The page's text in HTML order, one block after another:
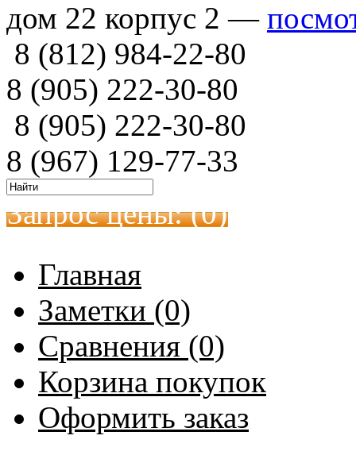
дом 22 корпус 2 —
8 (812) 984-22-80
8 (905) 222-30-80
8 (905) 222-30-80
8 (967) 129-77-33
Запрос цены: (0)
Главная
Заметки (0)
Сравнения (0)
Корзина покупок
Оформить заказ